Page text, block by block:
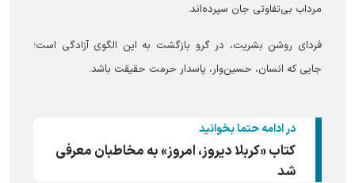
مرداب بی‌تفاوتی جان سپرده‌اند.
فردای روشن بشریت، در گرو بازگشت به این الگوی آزادگی است؛
جایی که انسان، حسین‌وار، پاسدار حرمت حقیقت باشد.
در ادامه حتما بخوانید
کتاب «کربلا دیروز، امروز» به مخاطبان معرفی
شد